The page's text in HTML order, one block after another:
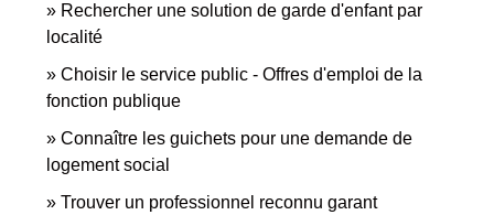
Rechercher une solution de garde d'enfant par
localité
Choisir le service public - Offres d'emploi de la
fonction publique
Connaître les guichets pour une demande de
logement social
Trouver un professionnel reconnu garant